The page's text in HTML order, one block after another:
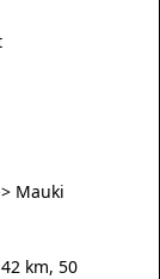
Mauki
km, 50